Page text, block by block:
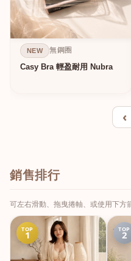
NEW 無鋼圈
Casy Bra 輕盈耐用 Nubra
‹
銷售排行
可左右滑動、拖曳捲軸、或使用下方
TOP
1 TOP
2